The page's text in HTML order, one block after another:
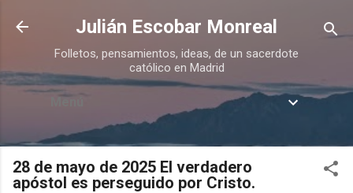
Ir al contenido principal
Julián Escobar Monreal
Folletos, pensamientos, ideas, de un sacerdote
católico en Madrid
Menú
28 de mayo de 2025 El verdadero
apóstol es perseguido por Cristo.